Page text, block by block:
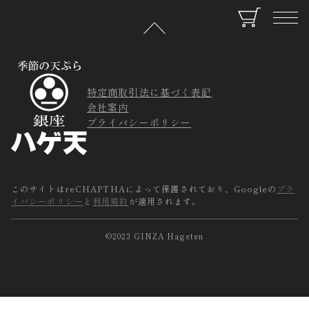
特定商取引法に基づく表記
会社案内
プライバシーポリシー
このサイトはreCHAPTHAによって保護されており、Googleの プラ
イバシーポリシー と 利用規約 が適用されます。
©2023 GINZA Hageten